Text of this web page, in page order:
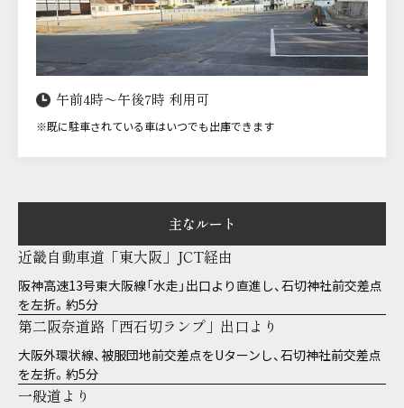
午前4時〜午後7時 利用可
※既に駐車されている車はいつでも出庫できます
主なルート
近畿自動車道「東大阪」JCT経由
阪神高速13号東大阪線「水走」出口より直進し、石切神社前交差点
を左折。約5分
第二阪奈道路「西石切ランプ」出口より
大阪外環状線、被服団地前交差点をUターンし、石切神社前交差点
を左折。約5分
一般道より